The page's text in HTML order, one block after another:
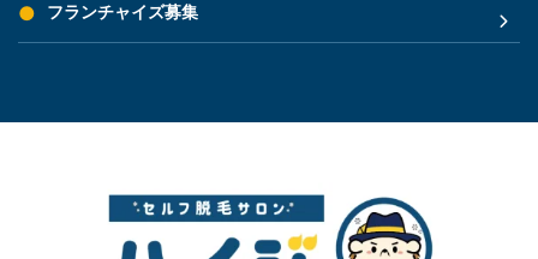
フランチャイズ募集